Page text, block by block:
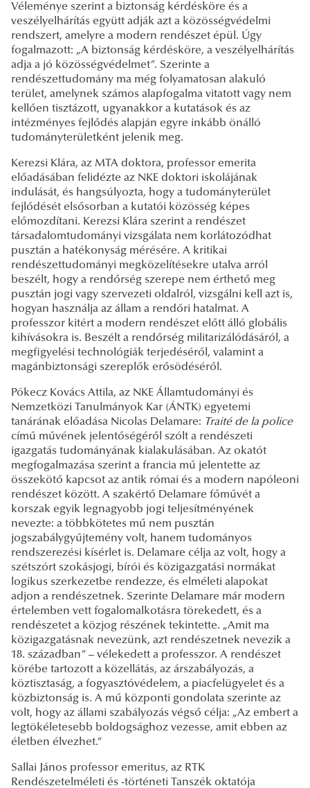
Véleménye szerint a biztonság kérdésköre és a
veszélyelhárítás együtt adják azt a közösségvédelmi
rendszert, amelyre a modern rendészet épül. Úgy
fogalmazott: „A biztonság kérdésköre, a veszélyelhárítás
adja a jó közösségvédelmet”. Szerinte a
rendészettudomány ma még folyamatosan alakuló
terület, amelynek számos alapfogalma vitatott vagy nem
kellően tisztázott, ugyanakkor a kutatások és az
intézményes fejlődés alapján egyre inkább önálló
tudományterületként jelenik meg.
Kerezsi Klára, az MTA doktora, professor emerita
előadásában felidézte az NKE doktori iskolájának
indulását, és hangsúlyozta, hogy a tudományterület
fejlődését elsősorban a kutatói közösség képes
előmozdítani. Kerezsi Klára szerint a rendészet
társadalomtudományi vizsgálata nem korlátozódhat
pusztán a hatékonyság mérésére. A kritikai
rendészettudományi megközelítésekre utalva arról
beszélt, hogy a rendőrség szerepe nem érthető meg
pusztán jogi vagy szervezeti oldalról, vizsgálni kell azt is,
hogyan használja az állam a rendőri hatalmat. A
professzor kitért a modern rendészet előtt álló globális
kihívásokra is. Beszélt a rendőrség militarizálódásáról, a
megfigyelési technológiák terjedéséről, valamint a
magánbiztonsági szereplők erősödéséről.
Pókecz Kovács Attila, az NKE Államtudományi és
Nemzetközi Tanulmányok Kar (ÁNTK) egyetemi
tanárának előadása Nicolas Delamare: Traité de la police
című művének jelentőségéről szólt a rendészeti
igazgatás tudományának kialakulásában. Az okatót
megfogalmazása szerint a francia mű jelentette az
összekötő kapcsot az antik római és a modern napóleoni
rendészet között. A szakértő Delamare főművét a
korszak egyik legnagyobb jogi teljesítményének
nevezte: a többkötetes mű nem pusztán
jogszabálygyűjtemény volt, hanem tudományos
rendszerezési kísérlet is. Delamare célja az volt, hogy a
szétszórt szokásjogi, bírói és közigazgatási normákat
logikus szerkezetbe rendezze, és elméleti alapokat
adjon a rendészetnek. Szerinte Delamare már modern
értelemben vett fogalomalkotásra törekedett, és a
rendészetet a közjog részének tekintette. „Amit ma
közigazgatásnak nevezünk, azt rendészetnek nevezik a
18. században” – vélekedett a professzor. A rendészet
körébe tartozott a közellátás, az árszabályozás, a
köztisztaság, a fogyasztóvédelem, a piacfelügyelet és a
közbiztonság is. A mű központi gondolata szerinte az
volt, hogy az állami szabályozás végső célja: „Az embert a
legtökéletesebb boldogsághoz vezesse, amit ebben az
életben élvezhet.”
Sallai János professor emeritus, az RTK
Rendészetelméleti és -történeti Tanszék oktatója